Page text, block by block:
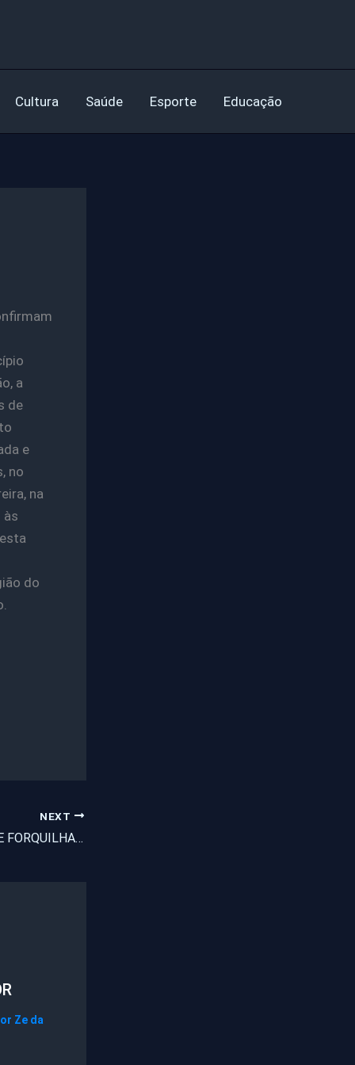
Cultura Saúde Esporte Educação
a
de
e
no
na
às
do
NEXT
F.T.A. DA CIDADE DE FORQUILHA PRENDE ACUSADO DE ESTUPRAR UMA ANCIÃ DE 74 ANOS
Ze da